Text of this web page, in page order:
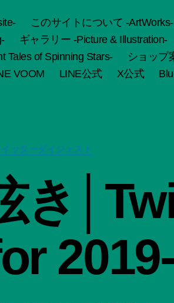
このサイトについて -ArtWorks-
ギャラリー -Picture & Illustration-
Tales of Spinning Stars-
ショップ
VOOM LINE公式 X公式
カ
テ
リ
ー
ッターダイジェスト
き
成
智
日
月